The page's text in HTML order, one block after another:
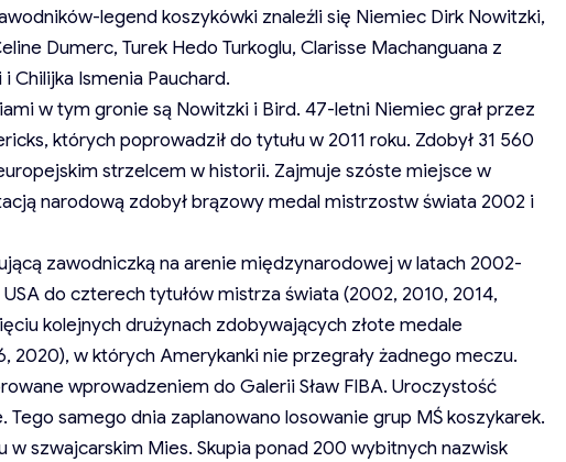
legend koszykówki znaleźli się Niemiec Dirk Nowitzki,
Dumerc, Turek Hedo Turkoglu, Clarisse Machanguana z
Chilijka Ismenia Pauchard.
w tym gronie są Nowitzki i Bird. 47-letni Niemiec grał przez
których poprowadził do tytułu w 2011 roku. Zdobył 31 560
strzelcem w historii. Zajmuje szóste miejsce w
narodową zdobył brązowy medal mistrzostw świata 2002 i
zawodniczką na arenie międzynarodowej w latach 2002-
do czterech tytułów mistrza świata (2002, 2010, 2014,
kolejnych drużynach zdobywających złote medale
2020), w których Amerykanki nie przegrały żadnego meczu.
wprowadzeniem do Galerii Sław FIBA. Uroczystość
samego dnia zaplanowano losowanie grup MŚ koszykarek.
w szwajcarskim Mies. Skupia ponad 200 wybitnych nazwisk